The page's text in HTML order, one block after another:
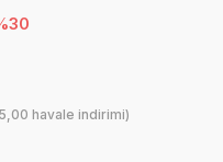
havale indirimi)